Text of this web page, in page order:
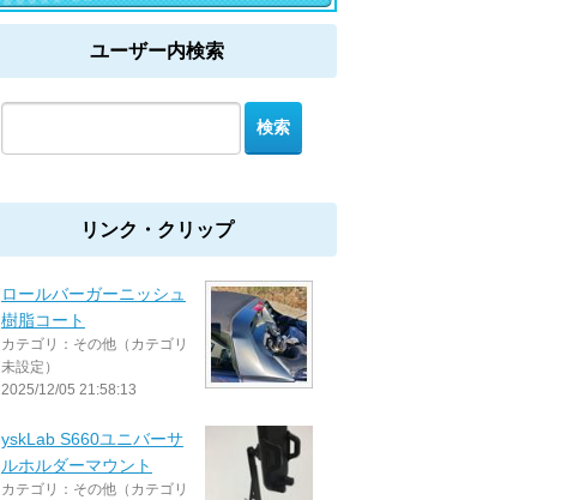
ユーザー内検索
リンク・クリップ
ロールバーガーニッシュ
樹脂コート
カテゴリ：その他（カテゴリ
未設定）
2025/12/05 21:58:13
yskLab S660ユニバーサ
ルホルダーマウント
カテゴリ：その他（カテゴリ